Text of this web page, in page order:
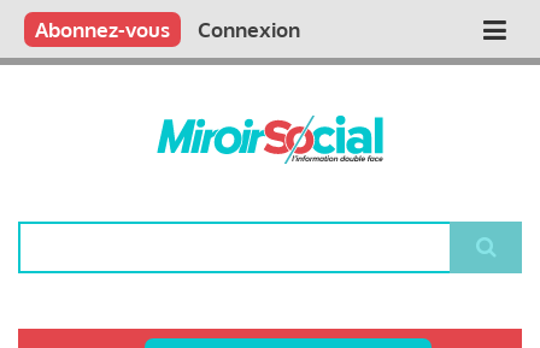
Aller
contenu
Main
Qui sommes nous ?
Vous publiez
Nous publions
Contactez-nous
Abonnez-vous Connexion